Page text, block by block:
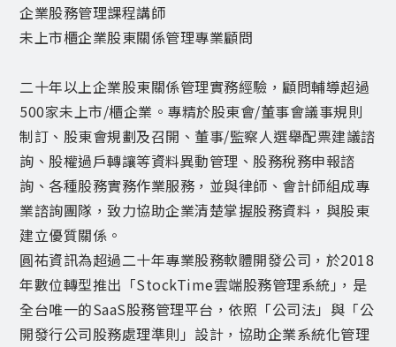
企業股務管理課程講師
未上市櫃企業股東關係管理專業顧問
二十年以上企業股東關係管理實務經驗，顧問輔導超過
500家未上市/櫃企業。專精於股東會/董事會議事規則
制訂、股東會規劃及召開、董事/監察人選舉配票建議諮
詢、股權過戶轉讓等資料異動管理、股務稅務申報諮
詢、各種股務實務作業服務，並與律師、會計師組成專
業諮詢團隊，致力協助企業清楚掌握股務資料，與股東
建立優質關係。
圓祐資訊為超過二十年專業股務軟體開發公司，於2018
年數位轉型推出「StockTime雲端股務管理系統｣，是
全台唯一的SaaS股務管理平台，依照「公司法」與「公
開發行公司股務處理準則」設計，協助企業系統化管理